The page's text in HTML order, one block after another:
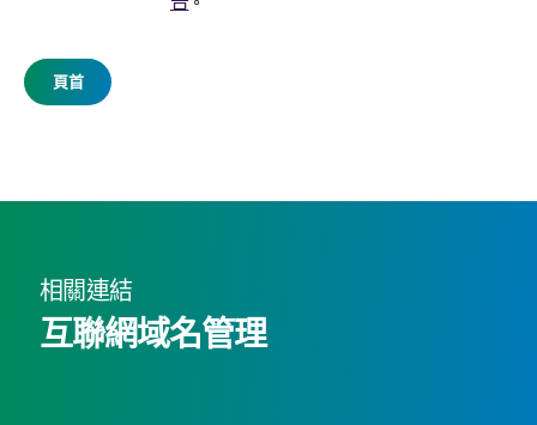
頁首
相關連結
互聯網域名管理